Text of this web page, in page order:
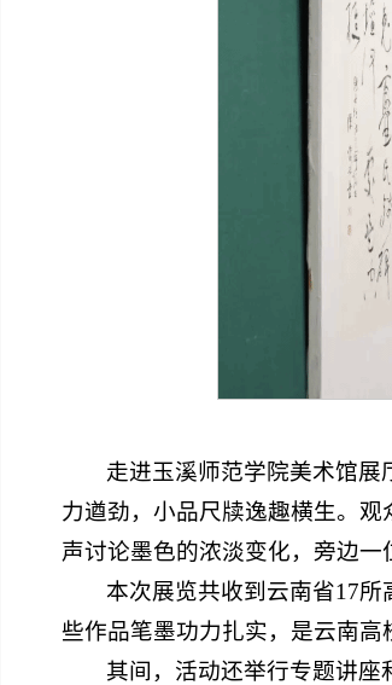
走进玉溪师范学院美术馆
力遒劲，小品尺牍逸趣横生。
声讨论墨色的浓淡变化，旁边
本次展览共收到云南省17
些作品笔墨功力扎实，是云南高
其间，活动还举行专题讲